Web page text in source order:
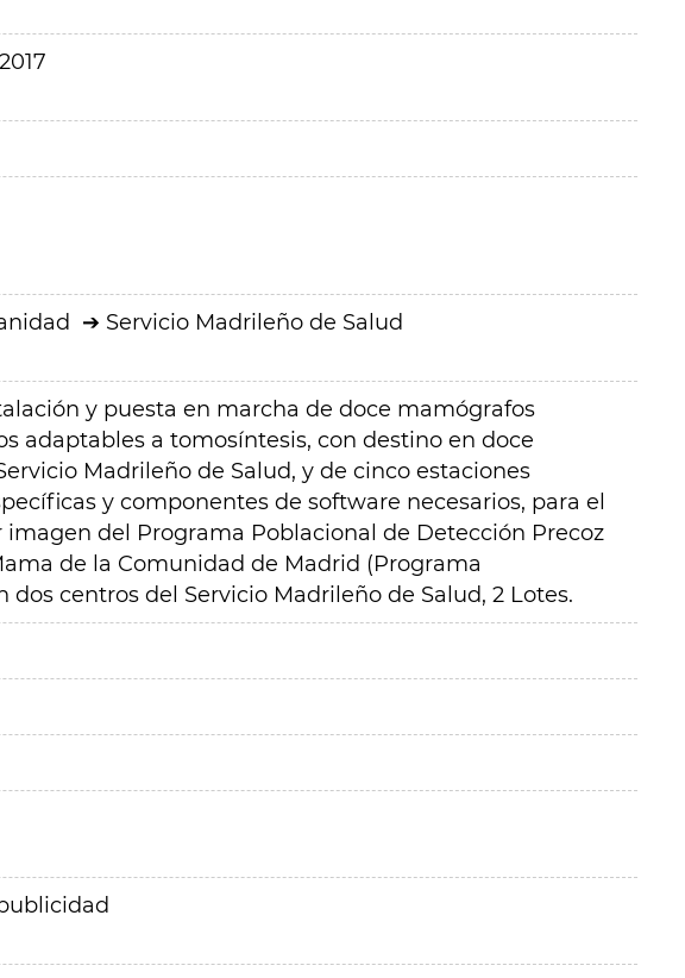
Servicio Madrileño de Salud
y puesta en marcha de doce mamógrafos
adaptables a tomosíntesis, con destino en doce
Madrileño de Salud, y de cinco estaciones
y componentes de software necesarios, para el
del Programa Poblacional de Detección Precoz
de la Comunidad de Madrid (Programa
dos centros del Servicio Madrileño de Salud, 2 Lotes.